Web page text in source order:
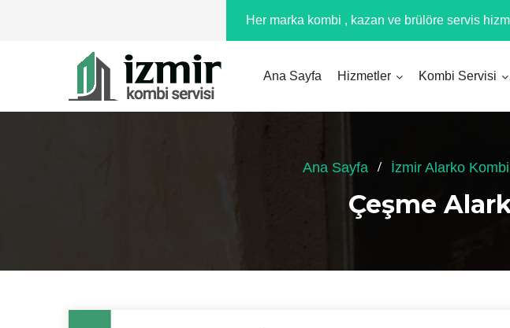
Her marka kombi , kazan ve brülöre servis
Ana Sayfa Hizmetler Kombi Servisi
Ana Sayfa İzmir Alarko
Çeşme